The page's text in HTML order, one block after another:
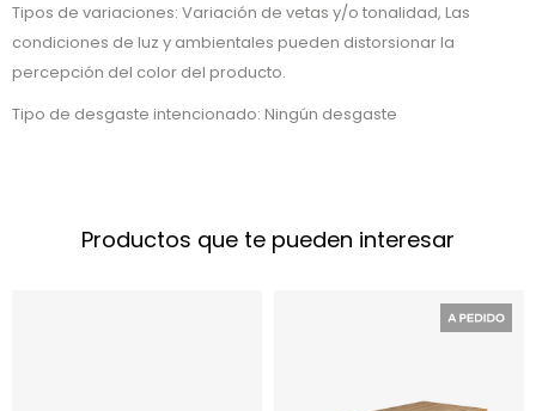
Tipos de variaciones: Variación de vetas y/o tonalidad, Las
condiciones de luz y ambientales pueden distorsionar la
percepción del color del producto.
Tipo de desgaste intencionado: Ningún desgaste
Productos que te pueden interesar